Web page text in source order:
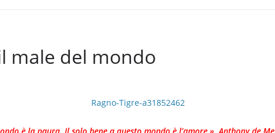
male del mondo